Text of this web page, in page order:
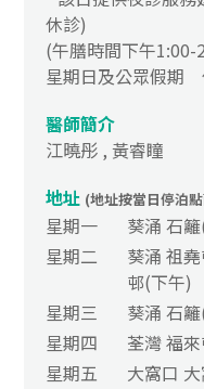
休診)
(午膳時間下午1:00-
星期日及公眾假期
醫師簡介
江曉彤 , 黃睿瞳
地址 (地址按當日停泊
星期一
葵涌 石
星期二
葵涌 祖
邨(下午)
星期三
葵涌 石
星期四
荃灣 福
星期五
大窩口